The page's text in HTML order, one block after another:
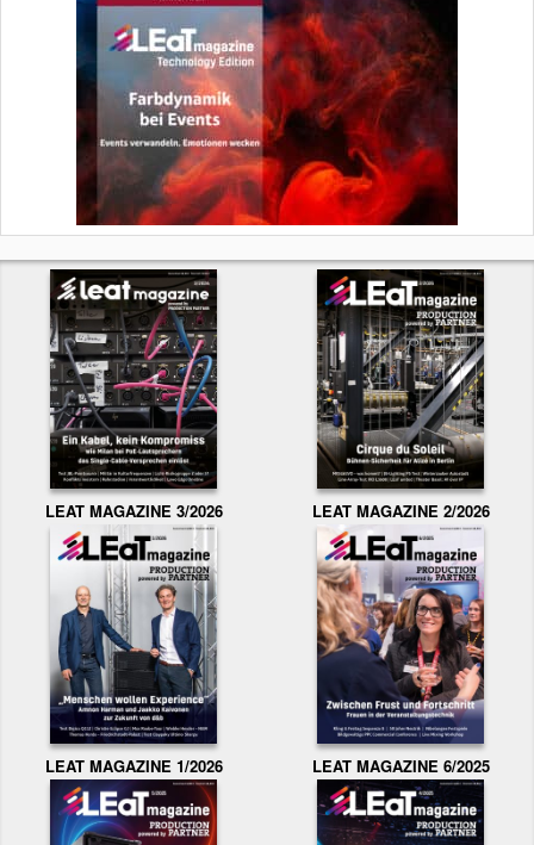
LEAT MAGAZINE 3/2026 LEAT MAGAZINE 2/2026
LEAT MAGAZINE 1/2026 LEAT MAGAZINE 6/2025